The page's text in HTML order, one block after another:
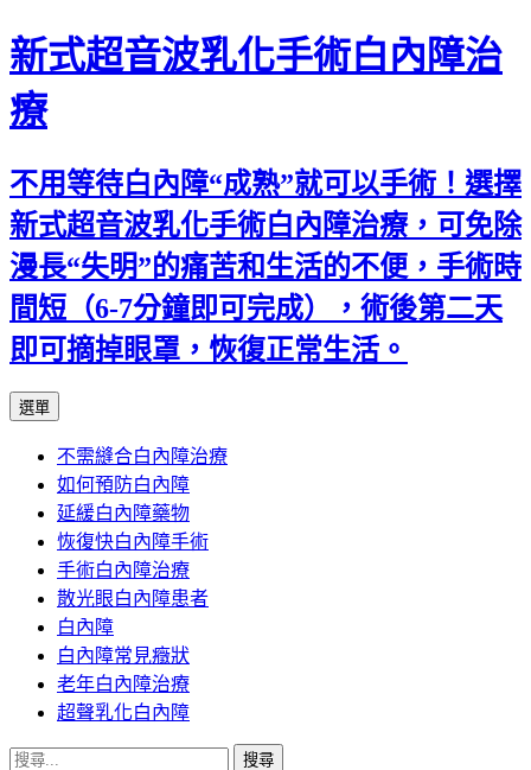
新式超音波乳化手術白內障治
療
不用等待白內障“成熟”就可以手術！選擇
新式超音波乳化手術白內障治療，可免除
漫長“失明”的痛苦和生活的不便，手術時
間短（6-7分鐘即可完成），術後第二天
即可摘掉眼罩，恢復正常生活。
選單
主
要
內
容
不需縫合白內障治療
如何預防白內障
延緩白內障藥物
恢復快白內障手術
手術白內障治療
散光眼白內障患者
白內障
白內障常見癥狀
老年白內障治療
超聲乳化白內障
搜